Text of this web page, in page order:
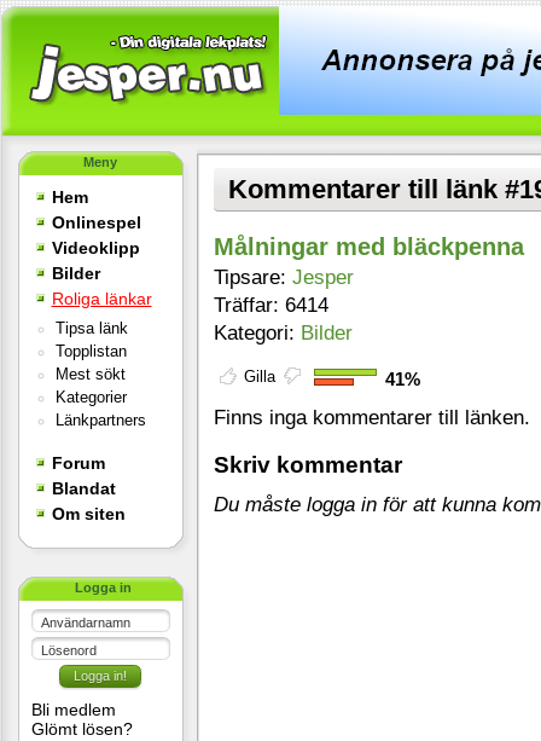
Meny
Hem
Onlinespel
Videoklipp
Bilder
Roliga länkar
Tipsa länk
Topplistan
Mest sökt
Kategorier
Länkpartners
Forum
Blandat
Om siten
Logga in
Användarnamn
Lösenord
Bli medlem
Glömt lösen?
Kommentarer till länk
Målningar med bläckpenna
Tipsare: Jesper
Träffar: 6414
Kategori: Bilder
Gilla 41%
Finns inga kommentarer till länken.
Skriv kommentar
Du måste logga in för att kunna